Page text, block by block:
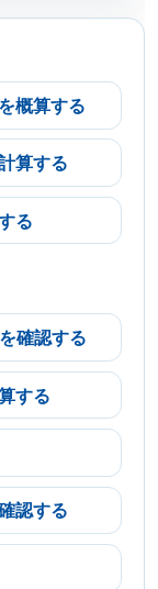
概算する
算する
る
確認する
する
認する